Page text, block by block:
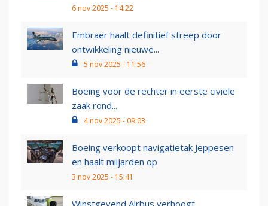
6 nov 2025 - 14:22
Embraer haalt definitief streep door
ontwikkeling nieuwe...
5 nov 2025 - 11:56
Boeing voor de rechter in eerste civiele
zaak rond...
4 nov 2025 - 09:03
Boeing verkoopt navigatietak Jeppesen
en haalt miljarden op
3 nov 2025 - 15:41